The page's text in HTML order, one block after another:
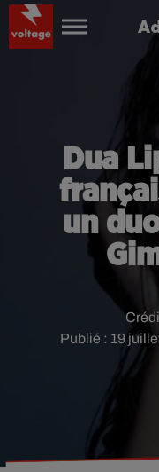
Dua
un
Publié : 19